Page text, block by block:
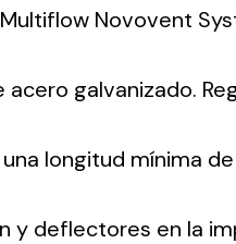
Novovent
galvanizado.
longitud mínima
y deflectores en la